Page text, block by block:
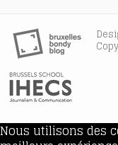
Nous utilisons des